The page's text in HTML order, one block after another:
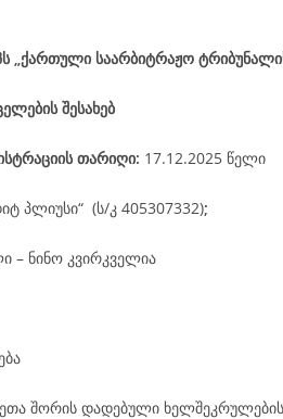
„ქართული საარბიტრაჟო
შესახებ
თარიღი: 17.12.2025 წელი
პლიუსი“ (ს/კ 405307332);
– ნინო კვირკველია
შორის დადებული